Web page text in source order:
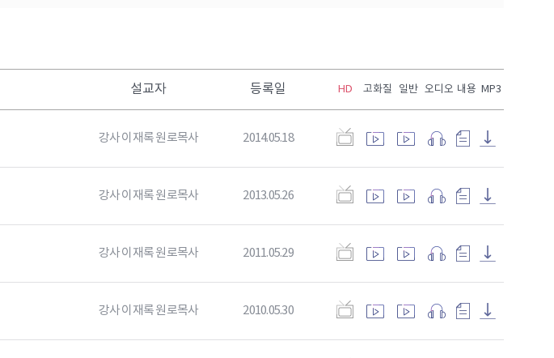
설교자 등록일 HD 고화질 일반 오디오 내용 MP3
강사 이재록 원로목사 2014.05.18
강사 이재록 원로목사 2013.05.26
강사 이재록 원로목사 2011.05.29
강사 이재록 원로목사 2010.05.30